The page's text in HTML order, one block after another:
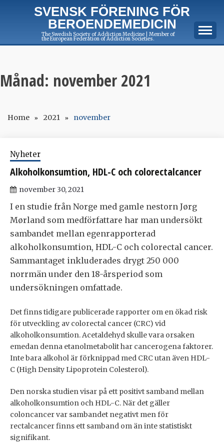
SVENSK FÖRENING FÖR
BEROENDEMEDICIN
The Swedish Society of Addiction Medicine | Member of
the European Federation of Addiction Societies.
Månad: november 2021
Home 2021 november
Nyheter
Alkoholkonsumtion, HDL-C och colorectalcancer
november 30, 2021
I en studie från Norge med gamle nestorn Jørg
Mørland som medförfattare har man undersökt
sambandet mellan egenrapporterad
alkoholkonsumtion, HDL-C och colorectal cancer.
Sammantaget inkluderades drygt 250 000
norrmän under den 18-årsperiod som
undersökningen omfattade.
Det finns tidigare publicerade rapporter om en ökad risk
för utveckling av colorectal cancer (CRC) vid
alkoholkonsumtion. Acetaldehyd skulle vara orsaken
emedan denna etanolmetabolit har cancerogena faktorer.
Inte bara alkohol är förknippad med CRC utan även HDL-
C (High Density Lipoprotein Colesterol).
Den norska studien visar på ett positivt samband mellan
alkoholkonsumtion och HDL-C. När det gäller
coloncancer var sambandet negativt men för
rectalcancer finns ett samband om än inte statistiskt
signifikant.